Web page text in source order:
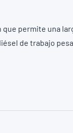
permite una
de trabajo